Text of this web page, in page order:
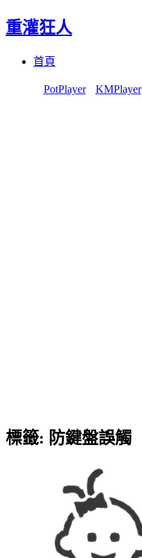
重灌狂人
首頁
PotPlayer KMPlayer
標籤: 防鍵盤誤觸